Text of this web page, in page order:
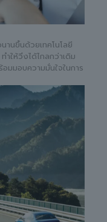
านขึ้นด้วยเทคโนโลยี
ำให้วิ่งได้ไกลกว่าเดิม
มมอบความมั่นใจในการ